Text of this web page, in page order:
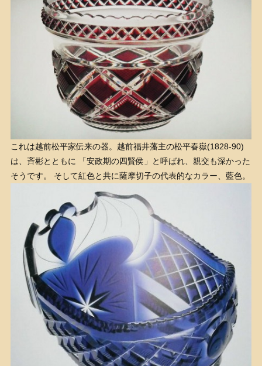
これは越前松平家伝来の器。越前福井藩主の松平春嶽(1828-90)
は、斉彬とともに 「安政期の四賢侯」と呼ばれ、親交も深かった
そうです。 そして紅色と共に薩摩切子の代表的なカラー、藍色。